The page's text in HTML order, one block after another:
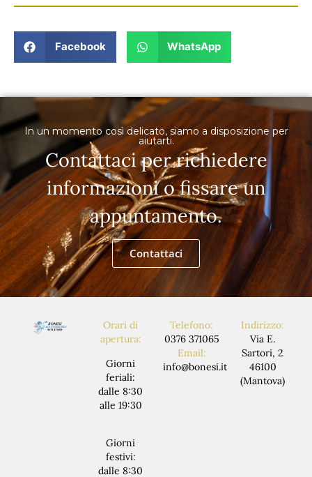
Facebook WhatsApp
In un momento così delicato, siamo a disposizione per
aiutarti.
Contattaci per richiedere
informazioni o fissare un
appuntamento.
Contattaci
Orari di
apertura:
Giorni
feriali:
dalle 8:30
alle 19:30
Giorni
festivi:
dalle 8:30
Telefono:
0376 371065
Email:
info@bonesi.it
Indirizzo:
Via E.
Sartori, 2
46100
(Mantova)